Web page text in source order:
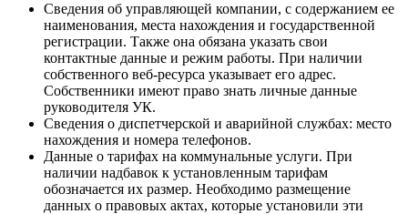
Сведения об управляющей компании, с содержанием ее
наименования, места нахождения и государственной
регистрации. Также она обязана указать свои
контактные данные и режим работы. При наличии
собственного веб-ресурса указывает его адрес.
Собственники имеют право знать личные данные
руководителя УК.
Сведения о диспетчерской и аварийной службах: место
нахождения и номера телефонов.
Данные о тарифах на коммунальные услуги. При
наличии надбавок к установленным тарифам
обозначается их размер. Необходимо размещение
данных о правовых актах, которые установили эти